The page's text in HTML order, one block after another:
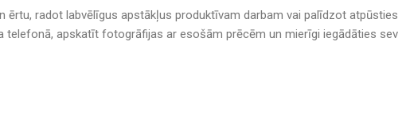
radot labvēlīgus apstākļus produktīvam darbam vai palīdzot atpūsties
telefonā, apskatīt fotogrāfijas ar esošām prēcēm un mierīgi iegādāties sev